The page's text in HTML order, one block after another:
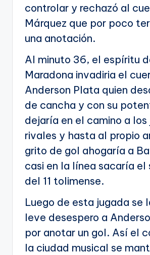
controlar y rechazó al
Márquez que por poco
una anotación.
Al minuto 36, el espíritu
Maradona invadiria el
Anderson Plata quien
de cancha y con su
dejaría en el camino a los
rivales y hasta al propio
grito de gol ahogaría a
casi en la línea sacaría el
del 11 tolimense.
Luego de esta jugada se
leve desespero a
por anotar un gol. Así el
la ciudad musical se